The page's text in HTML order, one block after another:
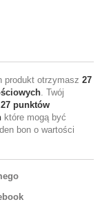
produkt otrzymasz 27
. Twój
27 punktów
które mogą być
bon o wartości